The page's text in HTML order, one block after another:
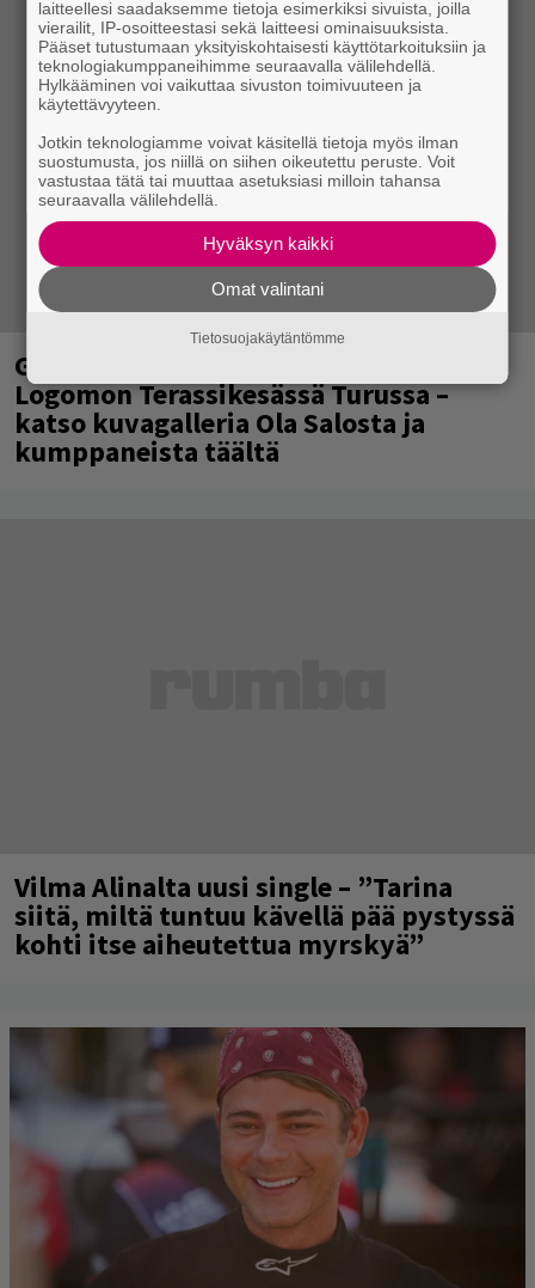
Glam rock -yhtye The Ark viihdytti
Logomon Terassikesässä Turussa –
katso kuvagalleria Ola Salosta ja
kumppaneista täältä
Vilma Alinalta uusi single – ”Tarina
siitä, miltä tuntuu kävellä pää pystyssä
kohti itse aiheutettua myrskyä”
laitteellesi saadaksemme tietoja esimerkiksi sivuista, joilla
vierailit, IP-osoitteestasi sekä laitteesi ominaisuuksista.
Pääset tutustumaan yksityiskohtaisesti käyttötarkoituksiin ja
teknologiakumppaneihimme seuraavalla välilehdellä.
Hylkääminen voi vaikuttaa sivuston toimivuuteen ja
käytettävyyteen.
Jotkin teknologiamme voivat käsitellä tietoja myös ilman
suostumusta, jos niillä on siihen oikeutettu peruste. Voit
vastustaa tätä tai muuttaa asetuksiasi milloin tahansa
seuraavalla välilehdellä.
Hyväksyn kaikki
Omat valintani
Tietosuojakäytäntömme